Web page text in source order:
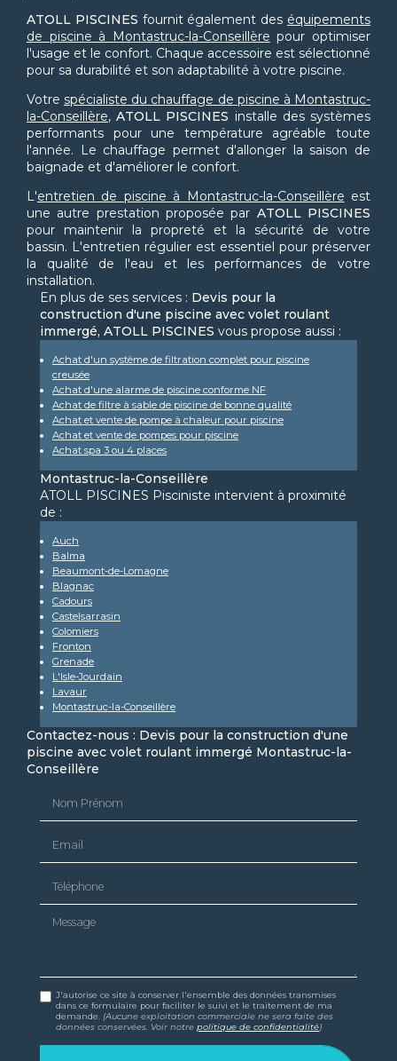
ATOLL PISCINES fournit également des équipements
de piscine à Montastruc-la-Conseillère pour optimiser
l'usage et le confort. Chaque accessoire est sélectionné
pour sa durabilité et son adaptabilité à votre piscine.
Votre spécialiste du chauffage de piscine à Montastruc-
la-Conseillère,ATOLL PISCINES installe des systèmes
performants pour une température agréable toute
l'année. Le chauffage permet d'allonger la saison de
baignade et d'améliorer le confort.
L'entretien de piscine à Montastruc-la-Conseillère est
une autre prestation proposée par ATOLL PISCINES
pour maintenir la propreté et la sécurité de votre
bassin. L'entretien régulier est essentiel pour préserver
la qualité de l'eau et les performances de votre
installation.
En plus de ses services : Devis pour la
construction d'une piscine avec volet roulant
immergé, ATOLL PISCINES vous propose aussi :
Achat d'un système de filtration complet pour piscine
creusée
Achat d'une alarme de piscine conforme NF
Achat de filtre à sable de piscine de bonne qualité
Achat et vente de pompe à chaleur pour piscine
Achat et vente de pompes pour piscine
Achat spa 3 ou 4 places
Montastruc-la-Conseillère
ATOLL PISCINES Pisciniste intervient à proximité
de :
Auch
Balma
Beaumont-de-Lomagne
Blagnac
Cadours
Castelsarrasin
Colomiers
Fronton
Grenade
L'Isle-Jourdain
Lavaur
Montastruc-la-Conseillère
Contactez-nous : Devis pour la construction d'une
piscine avec volet roulant immergé Montastruc-la-
Conseillère
Message
J'autorise ce site à conserver l'ensemble des données transmises
dans ce formulaire pour faciliter le suivi et le traitement de ma
demande. (Aucune exploitation commerciale ne sera faite des
données conservées. Voir notrepolitique de confidentialité)